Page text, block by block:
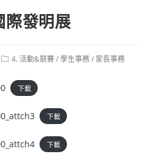
際發明展
Post4. 活動&競賽/學生事務/ 家長事務
下載
下載
下載